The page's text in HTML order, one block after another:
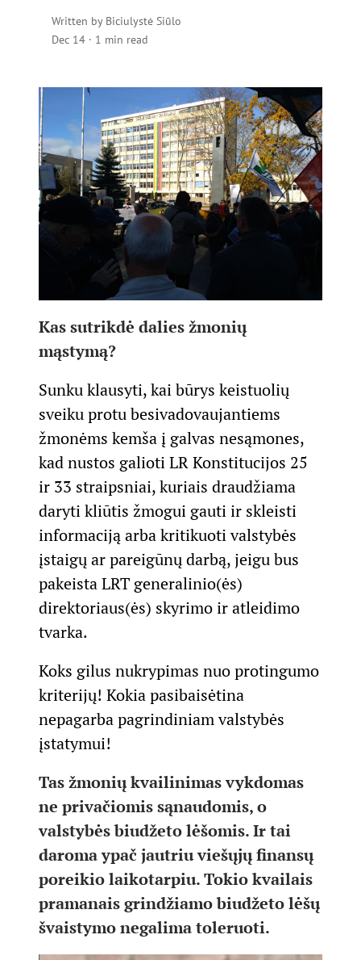
Written by Biciulystė Siūlo
Dec 14 · 1 min read
Kas sutrikdė dalies žmonių
mąstymą?
Sunku klausyti, kai būrys keistuolių
sveiku protu besivadovaujantiems
žmonėms kemša į galvas nesąmones,
kad nustos galioti LR Konstitucijos 25
ir 33 straipsniai, kuriais draudžiama
daryti kliūtis žmogui gauti ir skleisti
informaciją arba kritikuoti valstybės
įstaigų ar pareigūnų darbą, jeigu bus
pakeista LRT generalinio(ės)
direktoriaus(ės) skyrimo ir atleidimo
tvarka.
Koks gilus nukrypimas nuo protingumo
kriterijų! Kokia pasibaisėtina
nepagarba pagrindiniam valstybės
įstatymui!
Tas žmonių kvailinimas vykdomas
ne privačiomis sąnaudomis, o
valstybės biudžeto lėšomis. Ir tai
daroma ypač jautriu viešųjų finansų
poreikio laikotarpiu. Tokio kvailais
pramanais grindžiamo biudžeto lėšų
švaistymo negalima toleruoti.